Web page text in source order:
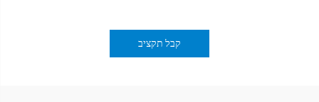
קבל תקציב